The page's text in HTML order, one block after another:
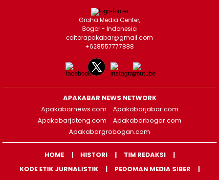
Graha Media Center,
Bogor - Indonesia
editorapakabar@gmail.com
+628557777888
APAKABAR NEWS NETWORK
Apakabarnews.com
Apakabarjabar.com
Apakabarjateng.com
Apakabarbogor.com
Apakabargrobogan.com
HOME HISTORI
TIM REDAKSI
KODE ETIK JURNALISTIK
PEDOMAN MEDIA SIBER